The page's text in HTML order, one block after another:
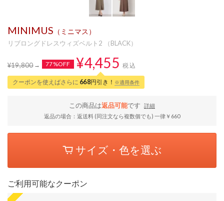
MINIMUS （ミニマス）
リブロングドレスウィズベルト2 （BLACK）
¥19,800 77%OFF ¥4,455 税込
クーポンを使えばさらに 668円引き！ ※適用条件
この商品は返品可能です
詳細
返品の場合：返送料 (同注文なら複数個でも) 一律￥660
サイズ・色を選ぶ
ご利用可能なクーポン